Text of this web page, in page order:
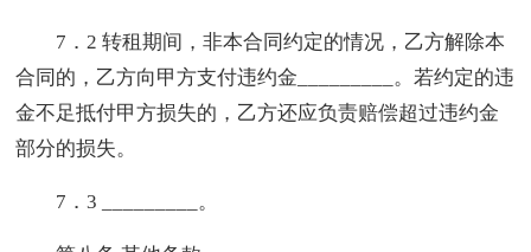
7．2 转租期间，非本合同约定的情况，乙方解除本
合同的，乙方向甲方支付违约金_________。若约定的违
金不足抵付甲方损失的，乙方还应负责赔偿超过违约金
部分的损失。
7．3 _________。